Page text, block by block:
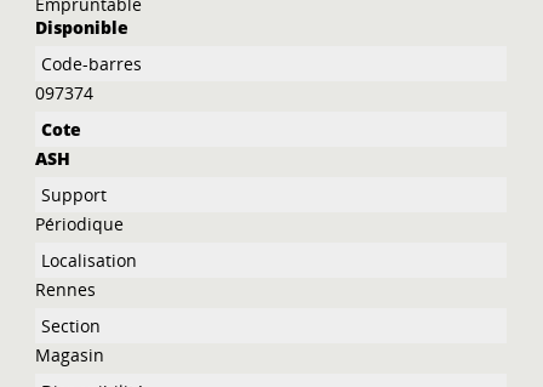
Disponible
097374
ASH
Périodique
Rennes
Magasin